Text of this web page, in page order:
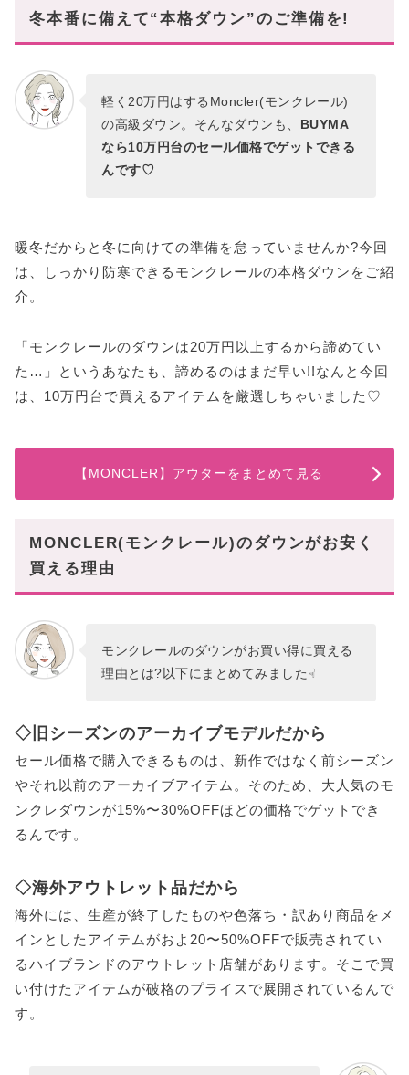
【大人カジュアル】ダウンジャケットおすすめ2選
まとめ
冬本番に備えて“本格ダウン”のご準備を!
軽く20万円はするMoncler(モンクレール)
の高級ダウン。そんなダウンも、 BUYMA
なら10万円台のセール価格でゲットできる
んです♡
暖冬だからと冬に向けての準備を怠っていませんか?今回
は、しっかり防寒できるモンクレールの本格ダウンをご紹
介。
「モンクレールのダウンは20万円以上するから諦めてい
た…」というあなたも、諦めるのはまだ早い!!なんと今回
は、10万円台で買えるアイテムを厳選しちゃいました♡
【MONCLER】アウターをまとめて見る
MONCLER(モンクレール)のダウンがお安く
買える理由
モンクレールのダウンがお買い得に買える
理由とは?以下にまとめてみました☟
◇旧シーズンのアーカイブモデルだから
セール価格で購入できるものは、新作ではなく前シーズン
やそれ以前のアーカイブアイテム。そのため、大人気のモ
ンクレダウンが15%〜30%OFFほどの価格でゲットでき
るんです。
◇海外アウトレット品だから
海外には、生産が終了したものや色落ち・訳あり商品をメ
インとしたアイテムがおよ20〜50%OFFで販売されてい
るハイブランドのアウトレット店舗があります。そこで買
い付けたアイテムが破格のプライスで展開されているんで
す。